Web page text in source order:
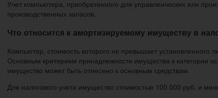
Учет компьютера, приобретенного для управленческих или
производственных запасов.
Что относится к амортизируемому имуществу в
Компьютер, стоимость которого не превышает установленного
Основным критерием принадлежности имущества к категории
имущество может быть отнесено к основным средствам.
Для налогового учета имущество стоимостью 100 000 руб. и